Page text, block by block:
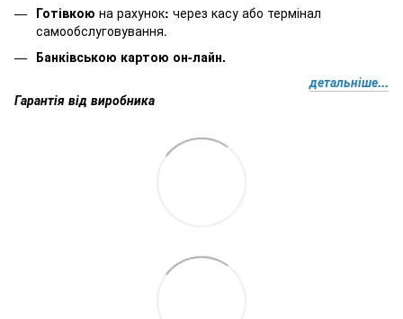
Готівкою на рахунок: через касу або термінал
самообслуговування.
Банківською картою он-лайн.
детальніше...
Гарантія від виробника